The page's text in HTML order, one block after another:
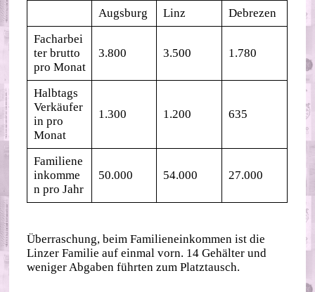
Augsburg Linz
Debrezen
Facharbei
ter brutto
pro Monat
3.800 3.500 1.780
Halbtags
Verkäufer
in pro
Monat
1.300 1.200 635
Familiene
inkomme
n pro Jahr
50.000 54.000 27.000
Überraschung, beim Familieneinkommen ist die
Linzer Familie auf einmal vorn. 14 Gehälter und
weniger Abgaben führten zum Platztausch.